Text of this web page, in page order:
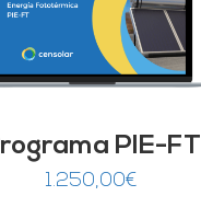
PIE-FT
1.250,00€
AÑADIR AL CARRITO
DETALLES